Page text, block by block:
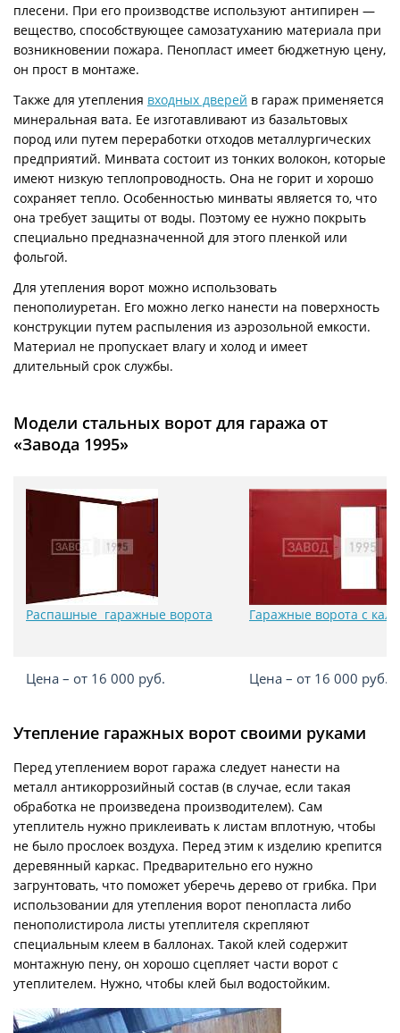
плесени. При его производстве используют антипирен —
вещество, способствующее самозатуханию материала при
возникновении пожара. Пенопласт имеет бюджетную цену,
он прост в монтаже.
Также для утепления входных дверей в гараж применяется
минеральная вата. Ее изготавливают из базальтовых
пород или путем переработки отходов металлургических
предприятий. Минвата состоит из тонких волокон, которые
имеют низкую теплопроводность. Она не горит и хорошо
сохраняет тепло. Особенностью минваты является то, что
она требует защиты от воды. Поэтому ее нужно покрыть
специально предназначенной для этого пленкой или
фольгой.
Для утепления ворот можно использовать
пенополиуретан. Его можно легко нанести на поверхность
конструкции путем распыления из аэрозольной емкости.
Материал не пропускает влагу и холод и имеет
длительный срок службы.
Модели стальных ворот для гаража от
«Завода 1995»
Распашные гаражные ворота Гаражные ворота с
Цена – от 16 000 руб. Цена – от 16 000 руб.
Утепление гаражных ворот своими руками
Перед утеплением ворот гаража следует нанести на
металл антикоррозийный состав (в случае, если такая
обработка не произведена производителем). Сам
утеплитель нужно приклеивать к листам вплотную, чтобы
не было прослоек воздуха. Перед этим к изделию крепится
деревянный каркас. Предварительно его нужно
загрунтовать, что поможет уберечь дерево от грибка. При
использовании для утепления ворот пенопласта либо
пенополистирола листы утеплителя скрепляют
специальным клеем в баллонах. Такой клей содержит
монтажную пену, он хорошо сцепляет части ворот с
утеплителем. Нужно, чтобы клей был водостойким.